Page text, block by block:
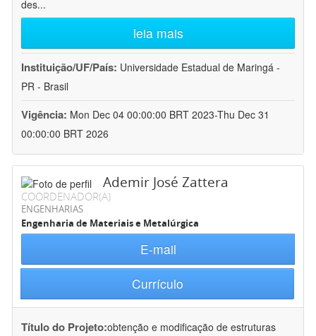
des...
leia mais
Instituição/UF/País: Universidade Estadual de Maringá -
PR - Brasil
Vigência: Mon Dec 04 00:00:00 BRT 2023-Thu Dec 31
00:00:00 BRT 2026
Ademir José Zattera
COORDENADOR(A)
ENGENHARIAS
Engenharia de Materiais e Metalúrgica
E-mail
Currículo
Título do Projeto:obtenção e modificação de estruturas